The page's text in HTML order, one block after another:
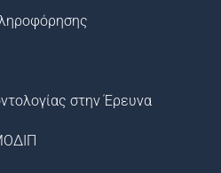
στην Έρευνα